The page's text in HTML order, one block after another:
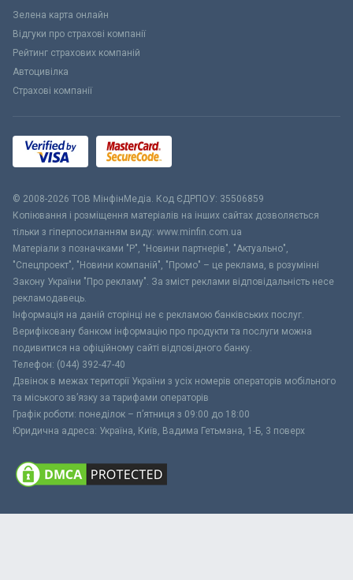
Зелена карта онлайн
Відгуки про страхові компанії
Рейтинг страхових компаній
Автоцивілка
Страхові компанії
© 2008-2026 ТОВ МiнфiнМедiа. Код ЄДРПОУ: 35506859
Копіювання і розміщення матеріалів на інших сайтах дозволяється
тільки з гіперпосиланням виду: www.minfin.com.ua
Матеріали з позначками "Р", "Новини партнерів", "Актуально",
"Спецпроект", "Новини компаній", "Промо" – це реклама, в розумінні
Закону України "Про рекламу". За зміст реклами відповідальність несе
рекламодавець.
Інформація на даній сторінці не є рекламою банківських послуг.
Верифіковану банком інформацію про продукти та послуги можна
подивитися на офіційному сайті відповідного банку.
Телефон: (044) 392-47-40
Дзвінок в межах території України з усіх номерів операторів мобільного
та міського зв’язку за тарифами операторів
Графік роботи: понеділок – п’ятниця з 09:00 до 18:00
Юридична адреса: Україна, Київ, Вадима Гетьмана, 1-Б, 3 поверх